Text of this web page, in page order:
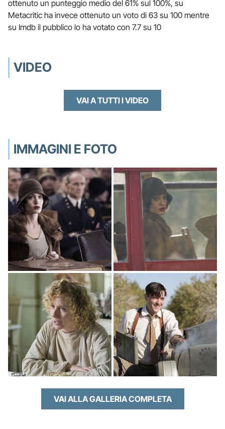
ottenuto un punteggio medio del 61% sul 100%, su
Metacritic ha invece ottenuto un voto di 63 su 100 mentre
su Imdb il pubblico lo ha votato con 7.7 su 10
VIDEO
VAI A TUTTI I VIDEO
IMMAGINI E FOTO
VAI ALLA GALLERIA COMPLETA